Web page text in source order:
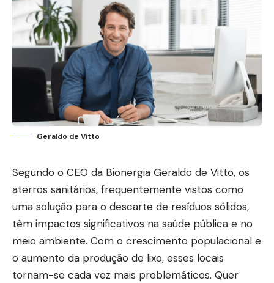
Geraldo de Vitto
Segundo o CEO da Bionergia Geraldo de Vitto, os
aterros sanitários, frequentemente vistos como
uma solução para o descarte de resíduos sólidos,
têm impactos significativos na saúde pública e no
meio ambiente. Com o crescimento populacional e
o aumento da produção de lixo, esses locais
tornam-se cada vez mais problemáticos. Quer